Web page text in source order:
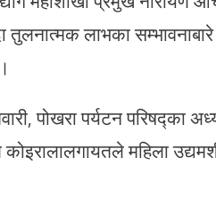
तुलनात्मक लाभका
पोखरा पर्यटन परिषद्का
कोइरालालगायतले महिला